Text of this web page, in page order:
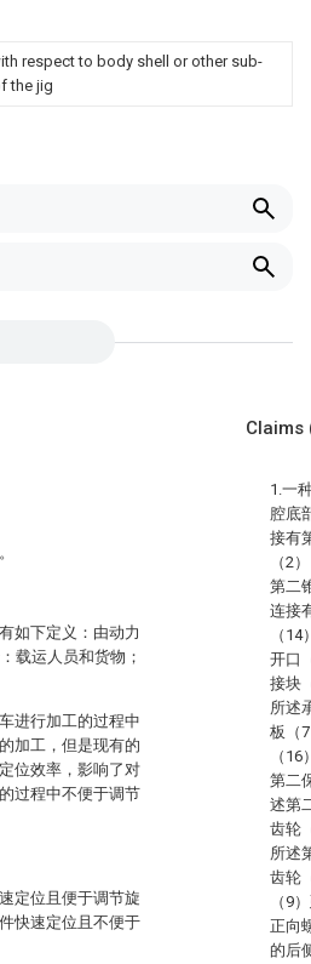
respect to body shell or other sub-
the jig
如下定义：由动力
载运人员和货物；
进行加工的过程中
加工，但是现有的
位效率，影响了对
过程中不便于调节
定位且便于调节旋
快速定位且不便于
Claims
1.一
腔底
接有
（2
第二
连接
（
开口
接块
所述
板（
（
第二
述第
齿轮
所述
齿轮
（9
正向
的后